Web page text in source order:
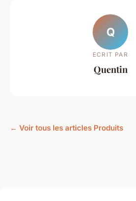
Q
ECRIT PAR
Quentin
← Voir tous les articles Produits